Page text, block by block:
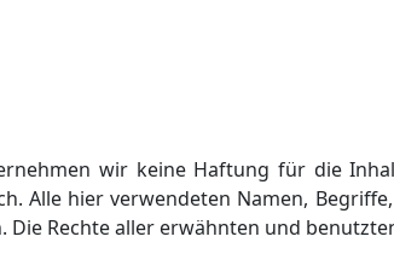
wir keine Haftung für die
Alle hier verwendeten Namen,
Rechte aller erwähnten und